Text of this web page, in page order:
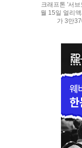
크래프톤 '서
월 15일 얼리
가 3만